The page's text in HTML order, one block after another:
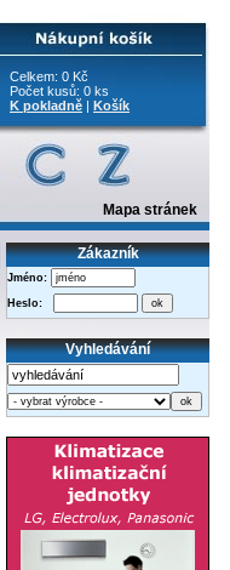
Celkem: 0 Kč
Počet kusů: 0 ks
K pokladně | Košík
Mapa stránek
Zákazník
Jméno:
Heslo:
Vyhledávání